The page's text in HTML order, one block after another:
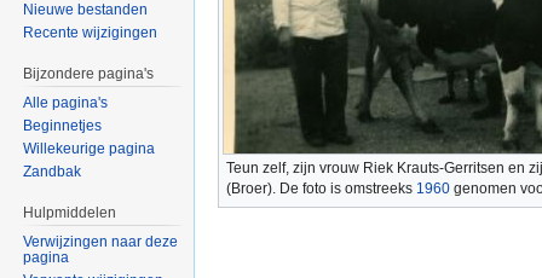
Teun zelf, zijn vrouw Riek Krauts-Gerritsen en
(Broer). De foto is omstreeks 1960 genomen
Nieuwe bestanden
Recente wijzigingen
Bijzondere pagina's
Alle pagina's
Beginnetjes
Willekeurige pagina
Zandbak
Hulpmiddelen
Verwijzingen naar deze
pagina